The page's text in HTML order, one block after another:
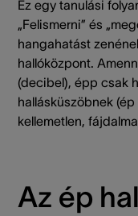
Ez egy tanulási
„Felismerni” és
hangahatást
hallóközpont.
(decibel), épp csak
hallásküszöbnek
kellemetlen,
Az ép